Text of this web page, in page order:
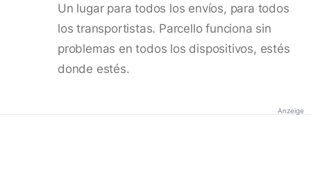
Un lugar para todos los envíos, para todos
los transportistas. Parcello funciona sin
problemas en todos los dispositivos, estés
donde estés.
Anzeige